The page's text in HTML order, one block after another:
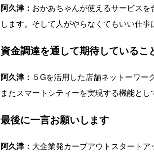
阿久津： おかあちゃんが使えるサービス
します。そして人がやらなくてもいい仕
資金調達を通して期待しているこ
阿久津： ５Gを活用した店舗ネットーワー
またスマートシティーを実現する機能とし
最後に一言お願いします
阿久津： 大企業発カーブアウトスタート